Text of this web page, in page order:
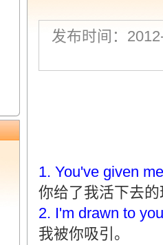
发布时间：
1. You've given
你给了我活下去
2. I'm drawn to
我被你吸引。